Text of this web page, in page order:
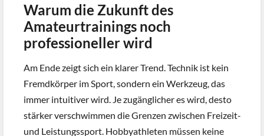
Warum die Zukunft des
Amateurtrainings noch
professioneller wird
Am Ende zeigt sich ein klarer Trend. Technik ist kein
Fremdkörper im Sport, sondern ein Werkzeug, das
immer intuitiver wird. Je zugänglicher es wird, desto
stärker verschwimmen die Grenzen zwischen Freizeit-
und Leistungssport. Hobbyathleten müssen keine